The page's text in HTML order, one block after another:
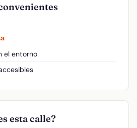
el entorno
esta calle?